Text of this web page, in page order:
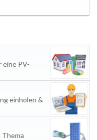
PV-
einholen &
Thema